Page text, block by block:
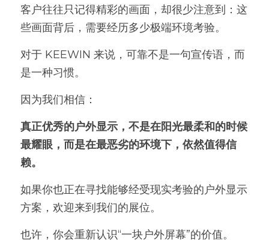
客户往往只记得精彩的画面，却很少注意到：这
些画面背后，需要经历多少极端环境考验。
对于 KEEWIN 来说，可靠不是一句宣传语，而
是一种习惯。
因为我们相信：
真正优秀的户外显示，不是在阳光最柔和的时候
最耀眼，而是在最恶劣的环境下，依然值得信
赖。
如果你也正在寻找能够经受现实考验的户外显示
方案，欢迎来到我们的展位。
也许，你会重新认识“一块户外屏幕”的价值。